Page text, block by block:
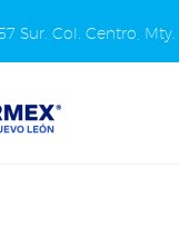
Sur. Col. Centro, Mty.